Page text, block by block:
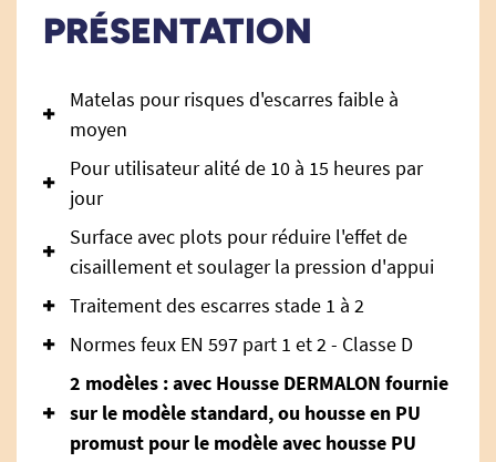
PRÉSENTATION
Matelas pour risques d'escarres faible à
moyen
Pour utilisateur alité de 10 à 15 heures par
jour
Surface avec plots pour réduire l'effet de
cisaillement et soulager la pression d'appui
Traitement des escarres stade 1 à 2
Normes feux EN 597 part 1 et 2 - Classe D
2 modèles : avec Housse DERMALON fournie
sur le modèle standard, ou housse en PU
promust pour le modèle avec housse PU